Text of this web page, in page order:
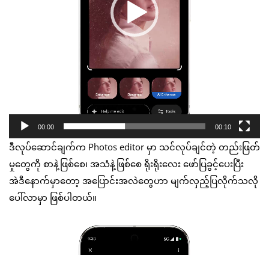
00:00 00:10
ဒီလုပ်ဆောင်ချက်က Photos editor မှာ သင်လုပ်ချင်တဲ့ တည်းဖြတ်
မှုတွေကို စာနဲ့ဖြစ်စေ၊ အသံနဲ့ဖြစ်စေ ရိုးရိုးလေး ဖော်ပြခွင့်ပေးပြီး
အဲဒီနောက်မှာတော့ အပြောင်းအလဲတွေဟာ မျက်လှည့်ပြလိုက်သလို
ပေါ်လာမှာ ဖြစ်ပါတယ်။